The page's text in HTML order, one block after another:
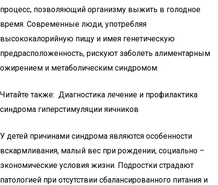
процесс, позволяющий организму выжить в голодное
время. Современные люди, употребляя
высококалорийную пищу и имея генетическую
предрасположенность, рискуют заболеть алиментарным
ожирением и метаболическим синдромом.
Читайте также: Диагностика лечение и профилактика
синдрома гиперстимуляции яичников
У детей причинами синдрома являются особенности
вскармливания, малый вес при рождении, социально –
экономические условия жизни. Подростки страдают
патологией при отсутствии сбалансированного питания и